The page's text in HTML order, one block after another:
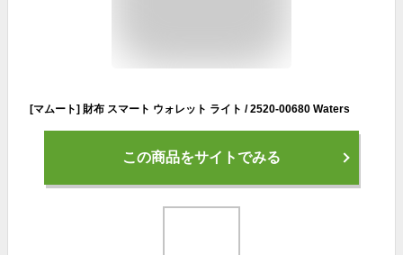
[マムート] 財布 スマート ウォレット ライト / 2520-00680 Waters
この商品をサイトでみる